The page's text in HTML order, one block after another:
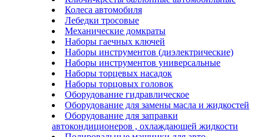
Колеса автомобиля
Лебедки тросовые
Механические домкраты
Наборы гаечных ключей
Наборы инструментов (диэлектрические)
Наборы инструментов универсальные
Наборы торцевых насадок
Наборы торцовых головок
Оборудование гидравлическое
Оборудование для замены масла и жидкостей
Оборудование для заправки
автокондиционеров , охлаждающей жидкости